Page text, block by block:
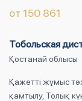
от 150 861
Тобольская
Қостанай облысы
Қажетті жұмыс
қамтылу, Толық